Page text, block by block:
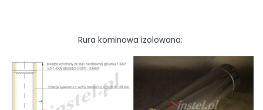
Rura kominowa izolowana: